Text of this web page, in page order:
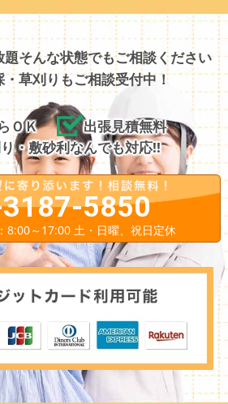
そんな状態でもご相談ください
草刈りもご相談受付中！
ＯＫ
出張見積無料
・敷砂利なんでも対応!!
5850
8:00～17:00 土・日曜、祝日定休